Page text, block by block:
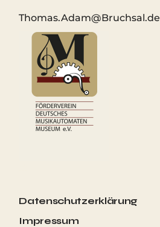
Thomas.Adam@Bruchsal.de
Datenschutzerklärung
Impressum